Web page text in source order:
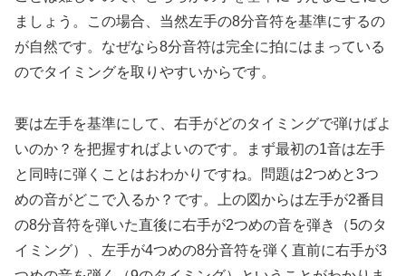
ましょう。この場合、当然左手の8分音符を基準にするの
が自然です。なぜなら8分音符は完全に拍にはまっている
のでタイミングを取りやすいからです。
要は左手を基準にして、右手がどのタイミングで弾けばよ
いのか？を把握すればよいのです。まず最初の1音は左手
と同時に弾くことはおわかりですね。問題は2つめと3つ
めの音がどこで入るか？です。上の図からは左手が2番目
の8分音符を弾いた直後に右手が2つめの音を弾き（5のタ
イミング）、左手が4つめの8分音符を弾く直前に右手が3